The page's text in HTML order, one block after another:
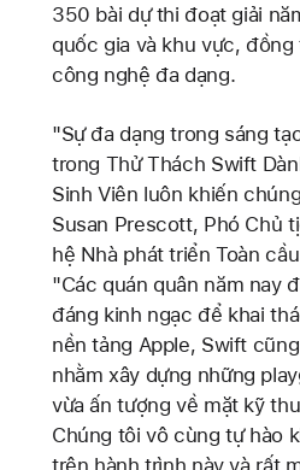
350 bài dự thi đoạt giải
quốc gia và khu vực,
công nghệ đa dạng.
"Sự đa dạng trong sáng
trong Thử Thách Swift
Sinh Viên luôn khiến
Susan Prescott, Phó Chủ
hệ Nhà phát triển Toàn
"Các quán quân năm nay
đáng kinh ngạc để khai
nền tảng Apple, Swift
nhằm xây dựng những
vừa ấn tượng về mặt kỹ
Chúng tôi vô cùng tự hào
trên hành trình này và rất